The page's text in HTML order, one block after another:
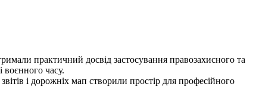
практичний досвід застосування правозахисного та
воєнного часу.
і дорожніх мап створили простір для професійного